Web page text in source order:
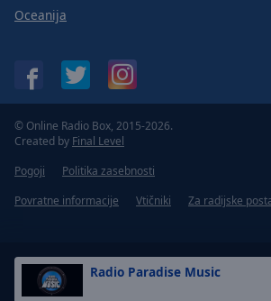
Radio Paradise Music
Oceanija
© Online Radio Box, 2015-2026.
Created by Final Level
Pogoji
Politika zasebnosti
Povratne informacije
Vtičniki Za radijske